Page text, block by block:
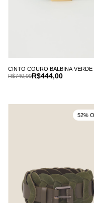
CINTO COURO BALBINA VERDE
R$444,00
R$740,00
52%